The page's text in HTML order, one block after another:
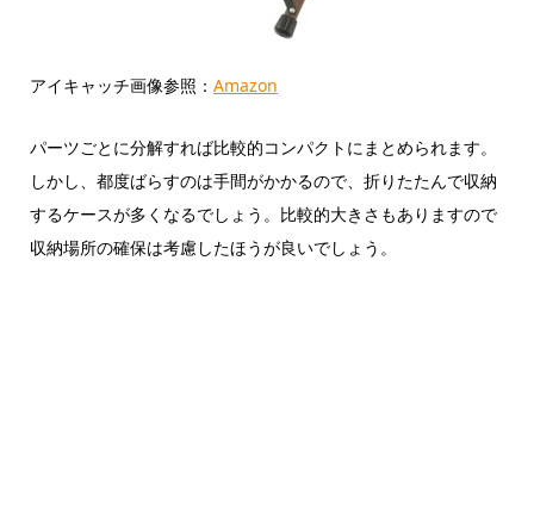
アイキャッチ画像参照： Amazon
パーツごとに分解すれば比較的コンパクトにまとめられます。
しかし、都度ばらすのは手間がかかるので、折りたたんで収納
するケースが多くなるでしょう。比較的大きさもありますので
収納場所の確保は考慮したほうが良いでしょう。